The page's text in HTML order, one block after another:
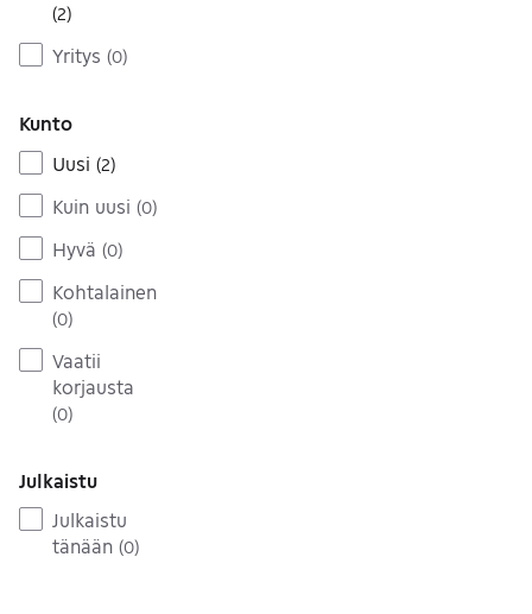
(2)
Yritys (0)
Kunto
Uusi (2)
Kuin uusi (0)
Hyvä (0)
Kohtalainen
(0)
Vaatii
korjausta
(0)
Julkaistu
Julkaistu
tänään (0)